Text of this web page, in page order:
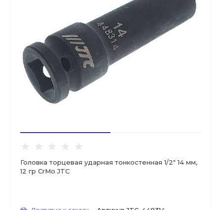
Головка торцевая ударная тонкостенная 1/2" 14 мм,
12 гр CrMo JTC